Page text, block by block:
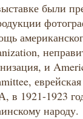
были
и
в 1921-1923
народу.